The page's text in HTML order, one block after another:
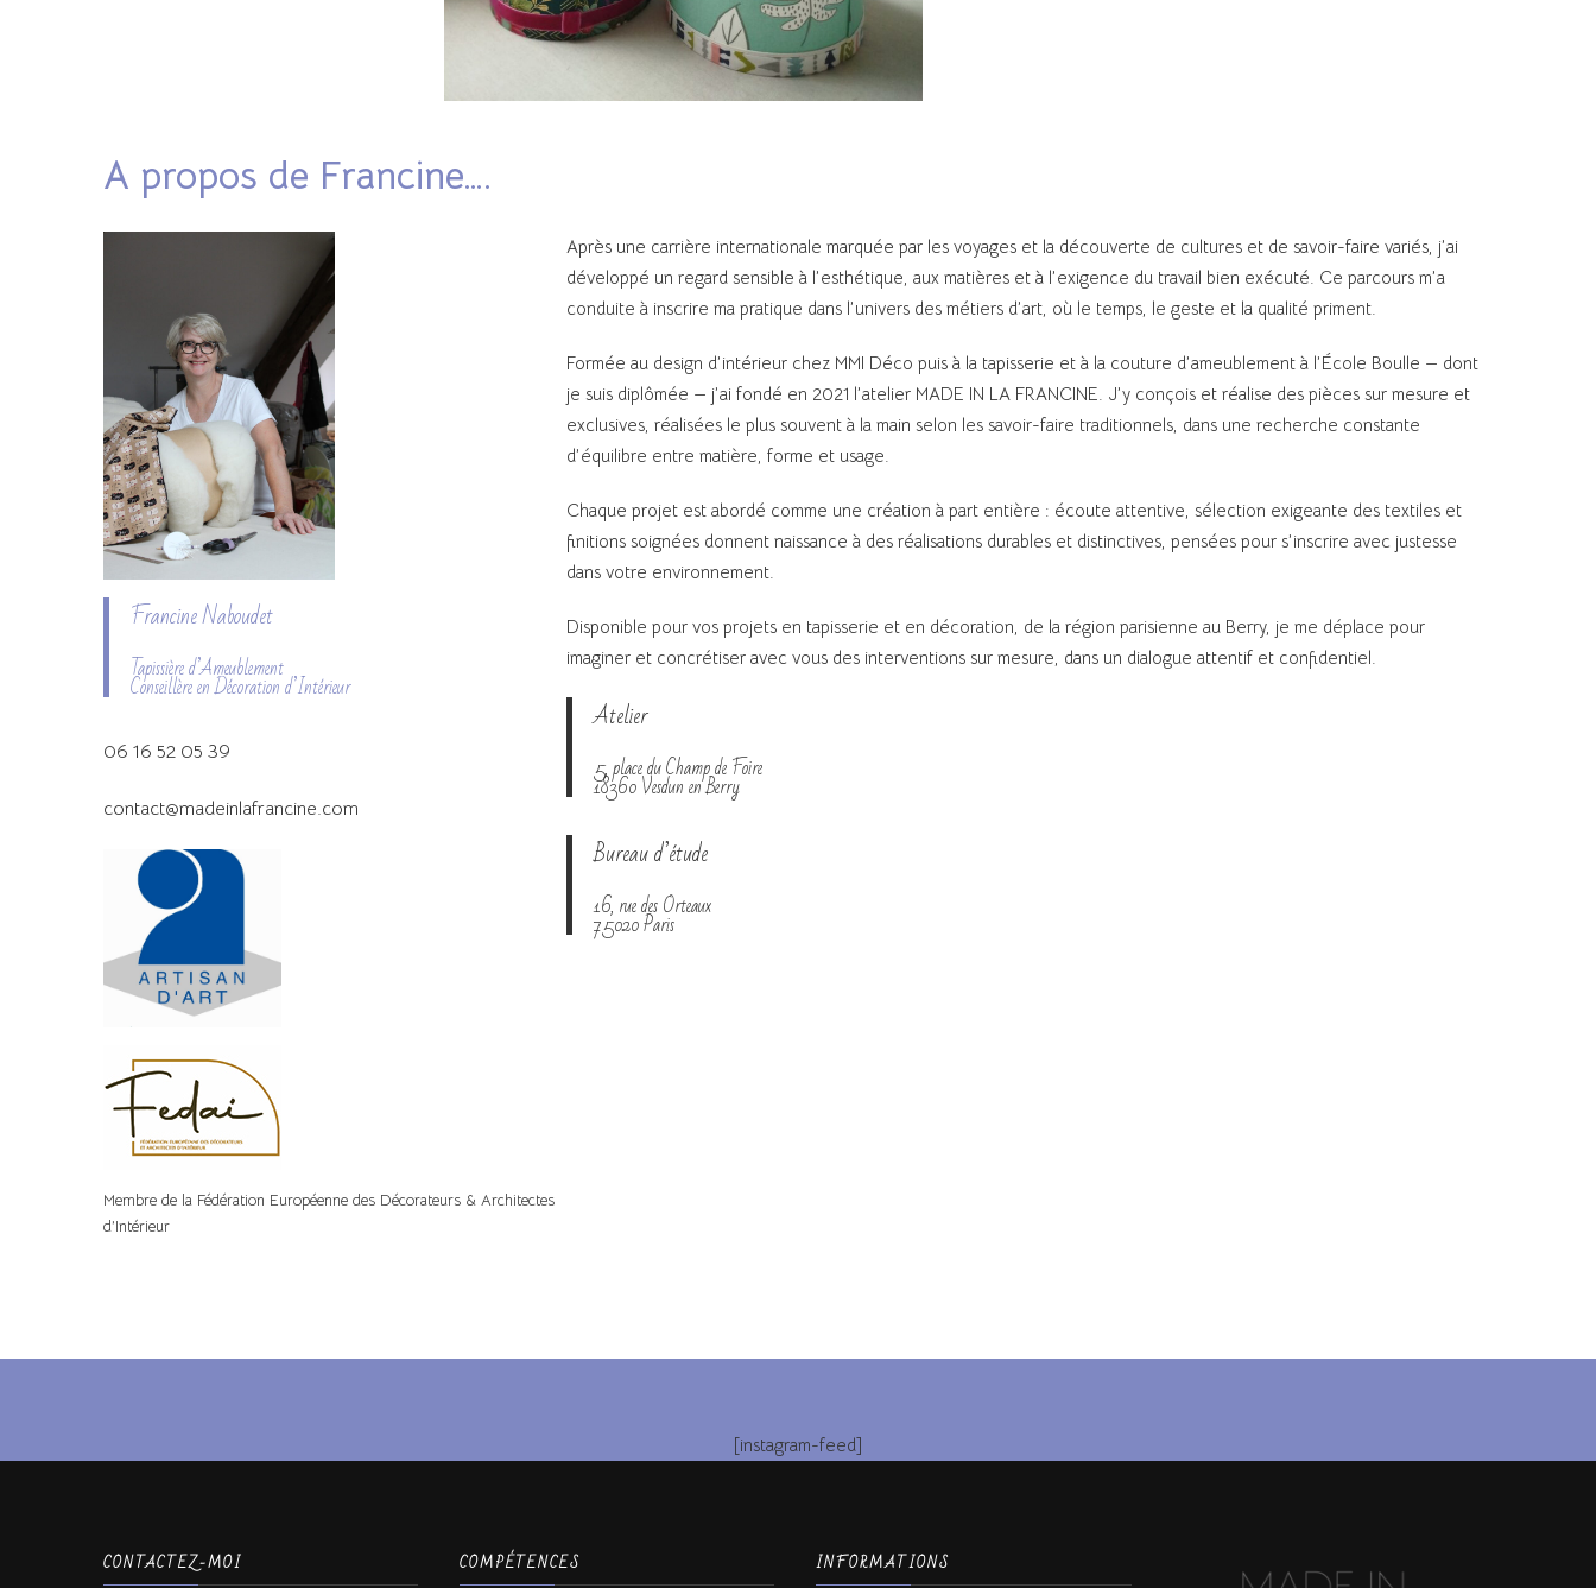
A propos de Francine….
Francine Naboudet
Tapissière d’Ameublement
Conseillère en Décoration d’Intérieur
06 16 52 05 39
contact@madeinlafrancine.com
Membre de la Fédération Européenne des Décorateurs & Architectes
d’Intérieur
Après une carrière internationale marquée par les voyages et la découverte de cultures et de savoir-faire variés, j’ai
développé un regard sensible à l’esthétique, aux matières et à l’exigence du travail bien exécuté. Ce parcours m’a
conduite à inscrire ma pratique dans l’univers des métiers d’art, où le temps, le geste et la qualité priment.
Formée au design d’intérieur chez MMI Déco puis à la tapisserie et à la couture d’ameublement à l’École Boulle — dont
je suis diplômée — j’ai fondé en 2021 l’atelier MADE IN LA FRANCINE. J’y conçois et réalise des pièces sur mesure et
exclusives, réalisées le plus souvent à la main selon les savoir-faire traditionnels, dans une recherche constante
d’équilibre entre matière, forme et usage.
Chaque projet est abordé comme une création à part entière : écoute attentive, sélection exigeante des textiles et
finitions soignées donnent naissance à des réalisations durables et distinctives, pensées pour s’inscrire avec justesse
dans votre environnement.
Disponible pour vos projets en tapisserie et en décoration, de la région parisienne au Berry, je me déplace pour
imaginer et concrétiser avec vous des interventions sur mesure, dans un dialogue attentif et confidentiel.
Atelier
5, place du Champ de Foire
18360 Vesdun en Berry
Bureau d’étude
16, rue des Orteaux
75020 Paris
[instagram-feed]
CONTACTEZ-MOI COMPÉTENCES INFORMATIONS